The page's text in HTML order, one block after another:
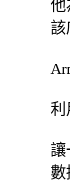
他
該
利
讓
數